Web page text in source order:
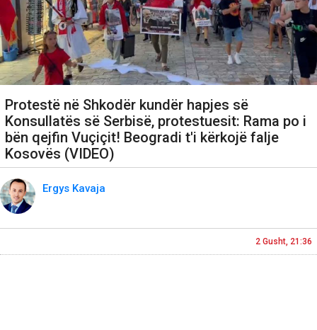
Protestë në Shkodër kundër hapjes së
Konsullatës së Serbisë, protestuesit: Rama po i
bën qejfin Vuçiçit! Beogradi t'i kërkojë falje
Kosovës (VIDEO)
Ergys Kavaja
2 Gusht, 21:36